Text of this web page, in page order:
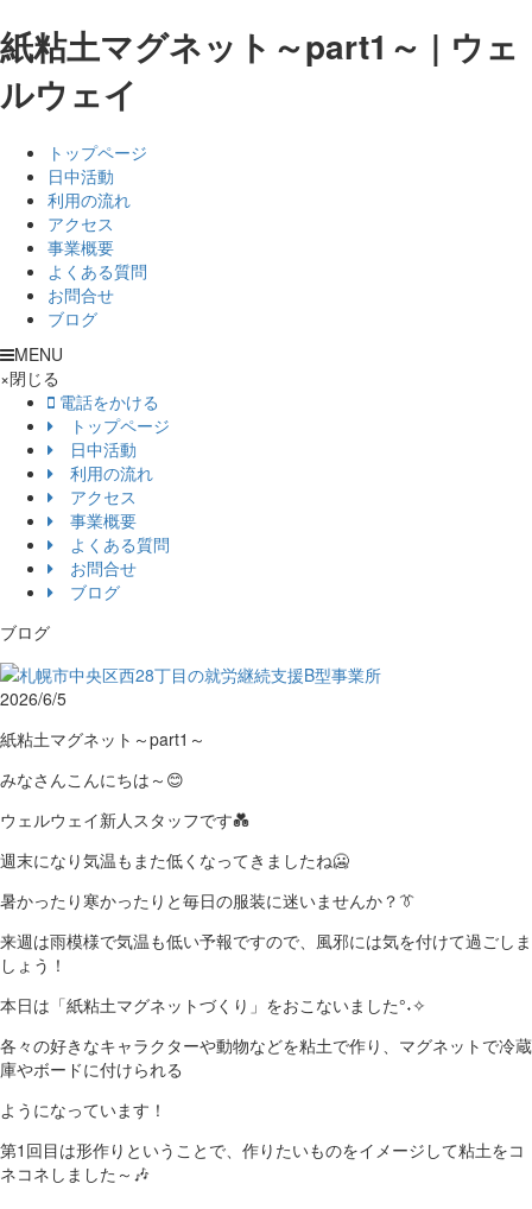
紙粘土マグネット～part1～ | ウェ
ルウェイ
トップページ
日中活動
利用の流れ
アクセス
事業概要
よくある質問
お問合せ
ブログ
MENU
×閉じる
電話をかける
トップページ
日中活動
利用の流れ
アクセス
事業概要
よくある質問
お問合せ
ブログ
ブログ
2026/6/5
紙粘土マグネット～part1～
みなさんこんにちは～😊
ウェルウェイ新人スタッフです💑
週末になり気温もまた低くなってきましたね🥶
暑かったり寒かったりと毎日の服装に迷いませんか？👔
来週は雨模様で気温も低い予報ですので、風邪には気を付けて過ごしま
しょう！
本日は「紙粘土マグネットづくり」をおこないました°˖✧
各々の好きなキャラクターや動物などを粘土で作り、マグネットで冷蔵
庫やボードに付けられる
ようになっています！
第1回目は形作りということで、作りたいものをイメージして粘土をコ
ネコネしました～🎶